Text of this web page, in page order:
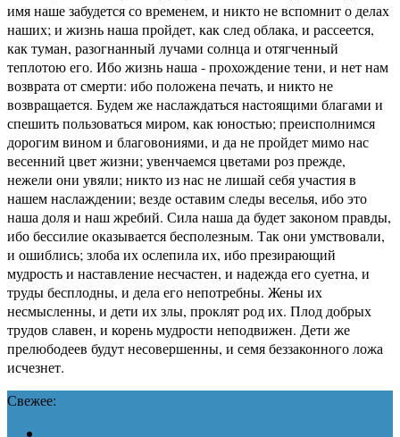
имя наше забудется со временем, и никто не вспомнит о делах
наших; и жизнь наша пройдет, как след облака, и рассеется,
как туман, разогнанный лучами солнца и отягченный
теплотою его. Ибо жизнь наша - прохождение тени, и нет нам
возврата от смерти: ибо положена печать, и никто не
возвращается. Будем же наслаждаться настоящими благами и
спешить пользоваться миром, как юностью; преисполнимся
дорогим вином и благовониями, и да не пройдет мимо нас
весенний цвет жизни; увенчаемся цветами роз прежде,
нежели они увяли; никто из нас не лишай себя участия в
нашем наслаждении; везде оставим следы веселья, ибо это
наша доля и наш жребий. Сила наша да будет законом правды,
ибо бессилие оказывается бесполезным. Так они умствовали,
и ошиблись; злоба их ослепила их, ибо презирающий
мудрость и наставление несчастен, и надежда его суетна, и
труды бесплодны, и дела его непотребны. Жены их
несмысленны, и дети их злы, проклят род их. Плод добрых
трудов славен, и корень мудрости неподвижен. Дети же
прелюбодеев будут несовершенны, и семя беззаконного ложа
исчезнет.
Свежее: